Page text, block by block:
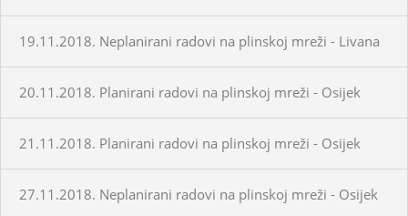
19.11.2018. Neplanirani radovi na plinskoj mreži - Livana
20.11.2018. Planirani radovi na plinskoj mreži - Osijek
21.11.2018. Planirani radovi na plinskoj mreži - Osijek
27.11.2018. Neplanirani radovi na plinskoj mreži - Osijek